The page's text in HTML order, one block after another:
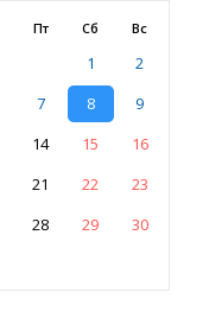
Пт Сб Вс
1
2
7 8
9
14 15
16
21 22
23
28 29
30